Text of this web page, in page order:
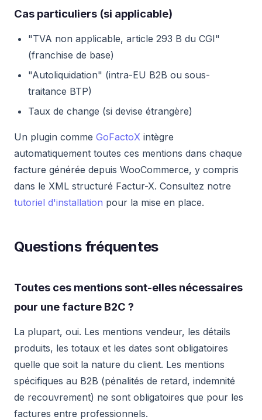
Cas particuliers (si applicable)
"TVA non applicable, article 293 B du CGI"
(franchise de base)
"Autoliquidation" (intra-EU B2B ou sous-
traitance BTP)
Taux de change (si devise étrangère)
Un plugin comme GoFactoX intègre
automatiquement toutes ces mentions dans chaque
facture générée depuis WooCommerce, y compris
dans le XML structuré Factur-X. Consultez notre
tutoriel d'installation pour la mise en place.
Questions fréquentes
Toutes ces mentions sont-elles nécessaires
pour une facture B2C ?
La plupart, oui. Les mentions vendeur, les détails
produits, les totaux et les dates sont obligatoires
quelle que soit la nature du client. Les mentions
spécifiques au B2B (pénalités de retard, indemnité
de recouvrement) ne sont obligatoires que pour les
factures entre professionnels.